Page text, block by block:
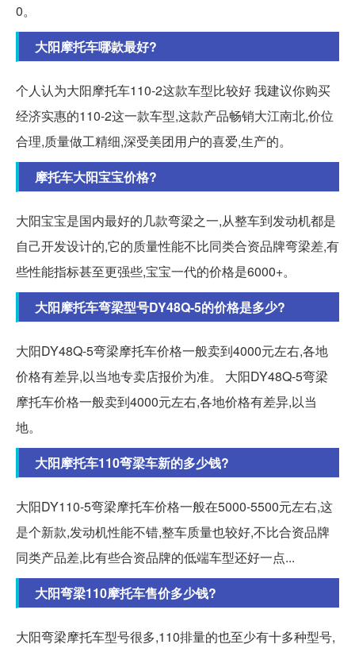
0。
大阳摩托车哪款最好?
个人认为大阳摩托车110-2这款车型比较好 我建议你购买
经济实惠的110-2这一款车型,这款产品畅销大江南北,价位
合理,质量做工精细,深受美团用户的喜爱,生产的。
摩托车大阳宝宝价格?
大阳宝宝是国内最好的几款弯梁之一,从整车到发动机都是
自己开发设计的,它的质量性能不比同类合资品牌弯梁差,有
些性能指标甚至更强些,宝宝一代的价格是6000+。
大阳摩托车弯梁型号DY48Q-5的价格是多少?
大阳DY48Q-5弯梁摩托车价格一般卖到4000元左右,各地
价格有差异,以当地专卖店报价为准。 大阳DY48Q-5弯梁
摩托车价格一般卖到4000元左右,各地价格有差异,以当
地。
大阳摩托车110弯梁车新的多少钱?
大阳DY110-5弯梁摩托车价格一般在5000-5500元左右,这
是个新款,发动机性能不错,整车质量也较好,不比合资品牌
同类产品差,比有些合资品牌的低端车型还好一点...
大阳弯梁110摩托车售价多少钱?
大阳弯梁摩托车型号很多,110排量的也至少有十多种型号,